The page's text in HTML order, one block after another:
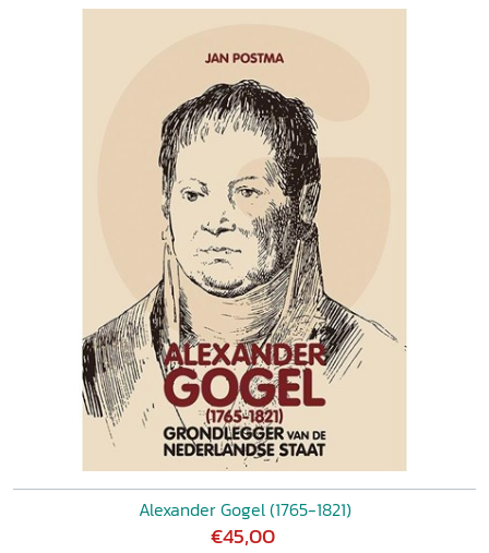
Alexander Gogel (1765-1821)
€45,00